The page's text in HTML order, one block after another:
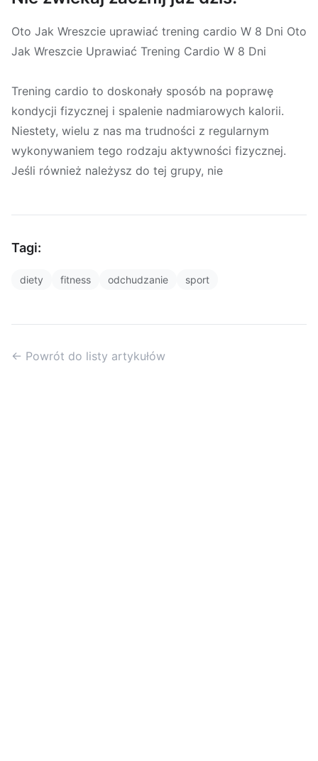
Oto Jak Wreszcie uprawiać trening cardio W 8 Dni Oto
Jak Wreszcie Uprawiać Trening Cardio W 8 Dni
Trening cardio to doskonały sposób na poprawę
kondycji fizycznej i spalenie nadmiarowych kalorii.
Niestety, wielu z nas ma trudności z regularnym
wykonywaniem tego rodzaju aktywności fizycznej.
Jeśli również należysz do tej grupy, nie
Tagi:
diety fitness odchudzanie sport
← Powrót do listy artykułów